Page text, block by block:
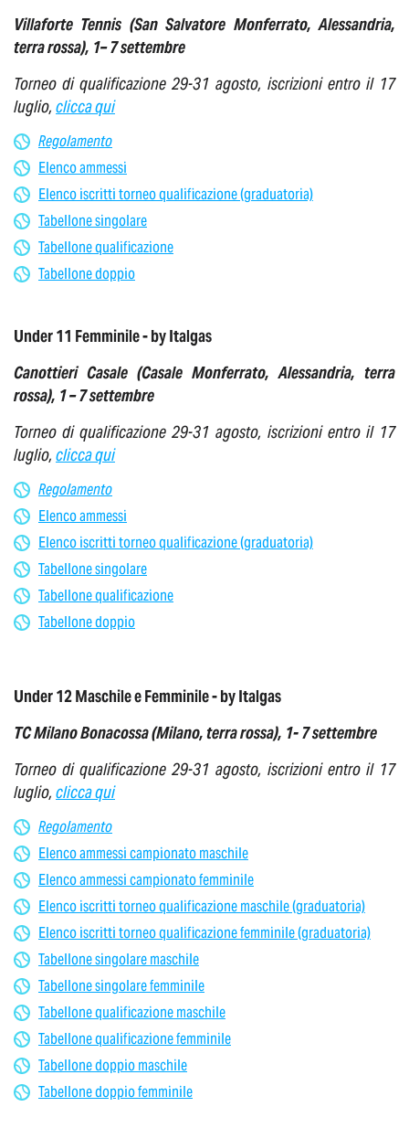
Villaforte Tennis (San Salvatore Monferrato, Alessandria,
terra rossa), 1– 7 settembre
Torneo di qualificazione 29-31 agosto, iscrizioni entro il 17
luglio, clicca qui
Regolamento
Elenco ammessi
Elenco iscritti torneo qualificazione (graduatoria)
Tabellone singolare
Tabellone qualificazione
Tabellone doppio
Under 11 Femminile - by Italgas
Canottieri Casale (Casale Monferrato, Alessandria, terra
rossa), 1 – 7 settembre
Torneo di qualificazione 29-31 agosto, iscrizioni entro il 17
luglio, clicca qui
Regolamento
Elenco ammessi
Elenco iscritti torneo qualificazione (graduatoria)
Tabellone singolare
Tabellone qualificazione
Tabellone doppio
Under 12 Maschile e Femminile - by Italgas
TC Milano Bonacossa (Milano, terra rossa), 1- 7 settembre
Torneo di qualificazione 29-31 agosto, iscrizioni entro il 17
luglio, clicca qui
Regolamento
Elenco ammessi campionato maschile
Elenco ammessi campionato femminile
Elenco iscritti torneo qualificazione maschile (graduatoria)
Elenco iscritti torneo qualificazione femminile (graduatoria)
Tabellone singolare maschile
Tabellone singolare femminile
Tabellone qualificazione maschile
Tabellone qualificazione femminile
Tabellone doppio maschile
Tabellone doppio femminile